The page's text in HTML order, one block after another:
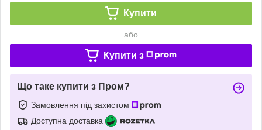
Купити
або
Купити з
Що таке купити з Пром?
Замовлення під захистом
Доступна доставка